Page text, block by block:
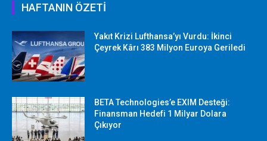
HAFTANIN ÖZETİ
Yakıt Krizi Lufthansa’yı Vurdu: İkinci
Çeyrek Kârı 383 Milyon Euroya Geriledi
BETA Technologies’e EXIM Desteği:
Finansman Hedefi 1 Milyar Dolara
Çıkıyor